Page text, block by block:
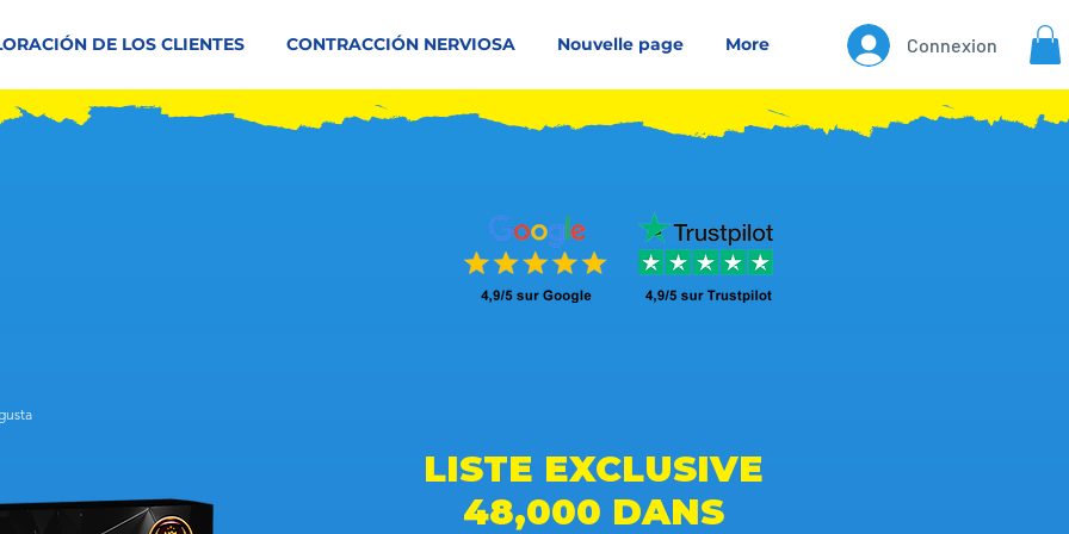
DE LOS CLIENTES CONTRACCIÓN NERVIOSA Nouvelle page More Connexion
en 150 votos, a la gente le gusta
LISTE EXCLUSIVE
48,000 DANS